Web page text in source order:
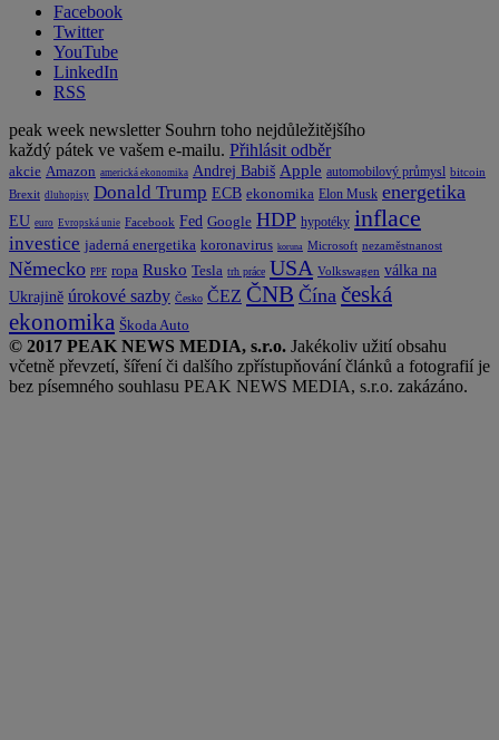
Facebook
Twitter
YouTube
LinkedIn
RSS
peak week newsletter Souhrn toho nejdůležitějšího
každý pátek ve vašem e-mailu. Přihlásit odběr
akcie Amazon americká ekonomika Andrej Babiš Apple automobilový průmysl bitcoin
Brexit dluhopisy Donald Trump ECB ekonomika Elon Musk energetika
EU euro Evropská unie Facebook Fed Google HDP hypotéky inflace
investice jaderná energetika koronavirus koruna Microsoft nezaměstnanost
Německo PPF ropa Rusko Tesla trh práce USA Volkswagen válka na
Ukrajině úrokové sazby Česko ČEZ ČNB Čína česká
ekonomika Škoda Auto
© 2017 PEAK NEWS MEDIA, s.r.o. Jakékoliv užití obsahu
včetně převzetí, šíření či dalšího zpřístupňování článků a fotografií je
bez písemného souhlasu PEAK NEWS MEDIA, s.r.o. zakázáno.